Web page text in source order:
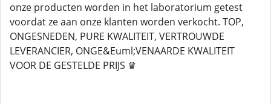
onze producten worden in het laboratorium getest
voordat ze aan onze klanten worden verkocht. TOP,
ONGESNEDEN, PURE KWALITEIT, VERTROUWDE
LEVERANCIER, ONGE&Euml;VENAARDE KWALITEIT
VOOR DE GESTELDE PRIJS ♛